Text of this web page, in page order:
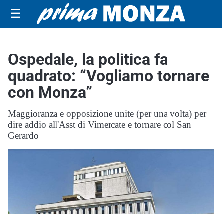
☰
Ospedale, la politica fa
quadrato: “Vogliamo tornare
con Monza”
Maggioranza e opposizione unite (per una volta) per
dire addio all'Asst di Vimercate e tornare col San
Gerardo